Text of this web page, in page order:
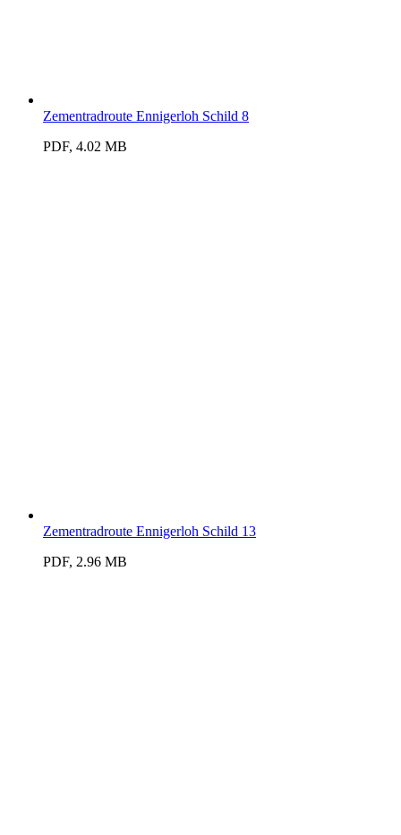
Zementradroute Ennigerloh Schild 8
PDF, 4.02 MB
Zementradroute Ennigerloh Schild 13
PDF, 2.96 MB